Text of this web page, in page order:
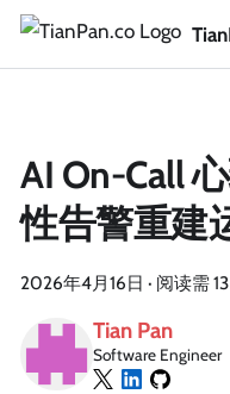
AI On-Call
性告警重建
2026年4月16日 · 阅读需
Tian Pan
Software Engineer